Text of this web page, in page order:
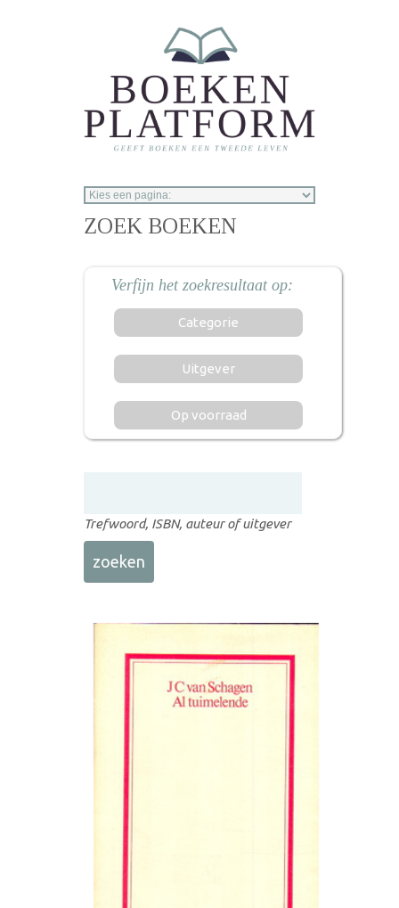
ZOEK BOEKEN
Categorie
Uitgever
Op voorraad
Trefwoord, ISBN, auteur of uitgever